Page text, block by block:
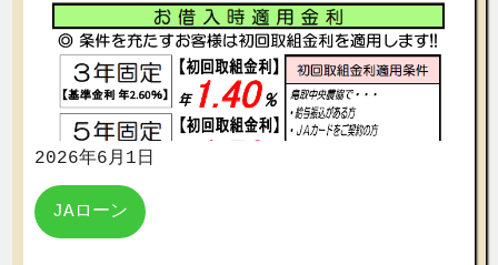
2026年6月1日
JAローン